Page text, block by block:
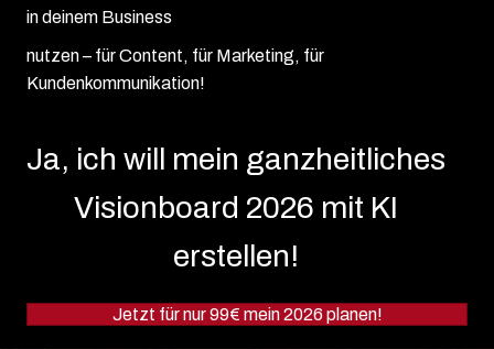
in deinem Business
nutzen – für Content, für Marketing, für
Kundenkommunikation!
Ja, ich will mein ganzheitliches
Visionboard 2026 mit KI
erstellen!
Jetzt für nur 99€ mein 2026 planen!